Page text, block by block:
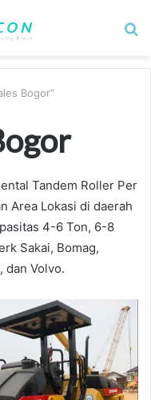
Bogor”
Tandem Roller Per
Area Lokasi di daerah
4-6 Ton, 6-8
Sakai, Bomag,
dan Volvo.